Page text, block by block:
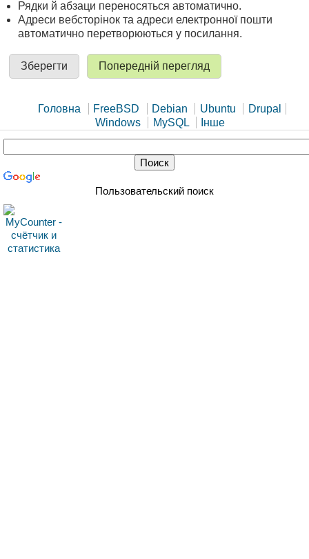
Рядки й абзаци переносяться автоматично.
Адреси вебсторінок та адреси електронної пошти
автоматично перетворюються у посилання.
Головна FreeBSD Debian Ubuntu
Drupal
Windows
MySQL Інше
Пользовательский поиск